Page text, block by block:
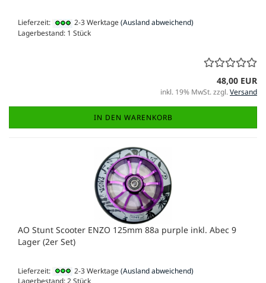
Lieferzeit: 2-3 Werktage(Ausland abweichend)
Lagerbestand: 1 Stück
48,00 EUR
inkl. 19% MwSt. zzgl.Versand
IN DEN WARENKORB
AO Stunt Scooter ENZO 125mm 88a purple inkl. Abec 9
Lager (2er Set)
Lieferzeit: 2-3 Werktage(Ausland abweichend)
Lagerbestand: 2 Stück